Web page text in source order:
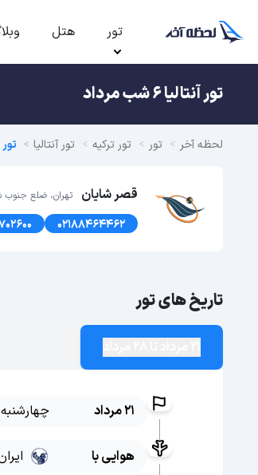
تور هتل
تور آنتالیا 6 شب مرداد
لحظه آخر تور تور ترکیه تور آنتالیا تور
قصر شایان تهران، ضلع جنوب شرقی
02188464462
تاریخ های تور
21 مرداد چهارشنبه
هوایی با